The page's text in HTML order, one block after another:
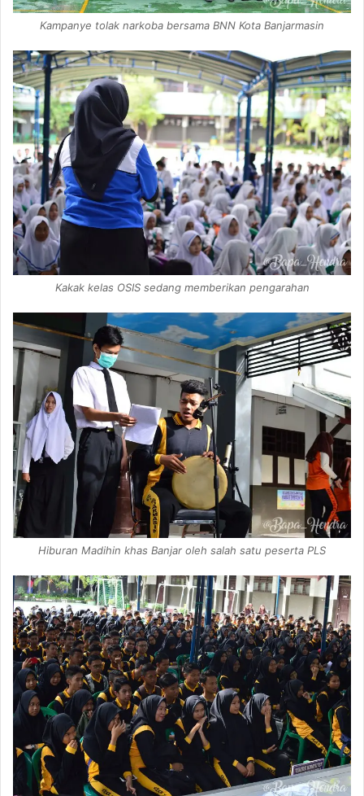
Kampanye tolak narkoba bersama BNN Kota Banjarmasin
Kakak kelas OSIS sedang memberikan pengarahan
Hiburan Madihin khas Banjar oleh salah satu peserta PLS